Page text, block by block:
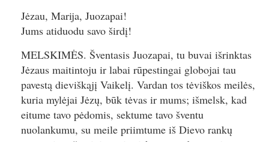
Jėzau, Marija, Juozapai!
Jums atiduodu savo širdį!
MELSKIMĖS. Šventasis Juozapai, tu buvai išrinktas
Jėzaus maitintoju ir labai rūpestingai globojai tau
pavestą dieviškąjį Vaikelį. Vardan tos tėviškos meilės,
kuria mylėjai Jėzų, būk tėvas ir mums; išmelsk, kad
eitume tavo pėdomis, sektume tavo šventu
nuolankumu, su meile priimtume iš Dievo rankų